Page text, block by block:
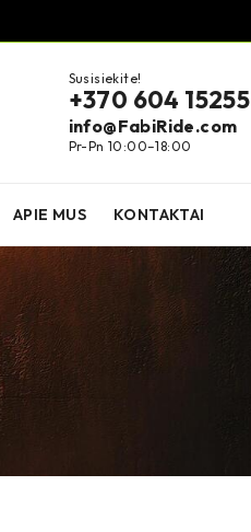
Susisiekite!
+370 604 15255
info@FabiRide.com
Pr-Pn 10:00–18:00
APIE MUS KONTAKTAI